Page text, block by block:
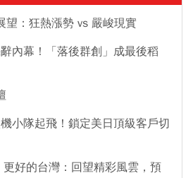
望：狂熱漲勢 vs 嚴峻現實
內幕！「落後群創」成最後稻
小隊起飛！鎖定美日頂級客戶切
好的台灣：回望精彩風雲，預